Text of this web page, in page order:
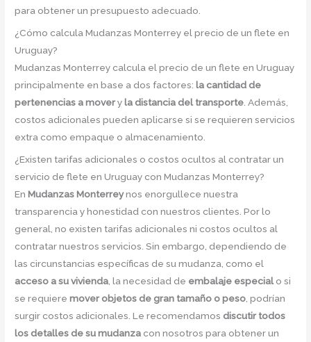
para obtener un presupuesto adecuado.
¿Cómo calcula Mudanzas Monterrey el precio de un flete en
Uruguay?
Mudanzas Monterrey calcula el precio de un flete en Uruguay
principalmente en base a dos factores: la cantidad de
pertenencias a movery la distancia del transporte . Además,
costos adicionales pueden aplicarse si se requieren servicios
extra como empaque o almacenamiento.
¿Existen tarifas adicionales o costos ocultos al contratar un
servicio de flete en Uruguay con Mudanzas Monterrey?
EnMudanzas Monterreynos enorgullece nuestra
transparencia y honestidad con nuestros clientes. Por lo
general, no existen tarifas adicionales ni costos ocultos al
contratar nuestros servicios. Sin embargo, dependiendo de
las circunstancias específicas de su mudanza, como el
acceso a su vivienda , la necesidad de embalaje especial o si
se requieremover objetos de gran tamaño o peso , podrían
surgir costos adicionales. Le recomendamos discutir todos
los detalles de su mudanza con nosotros para obtener un